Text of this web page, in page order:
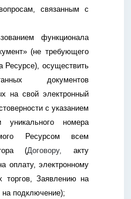
связанным с
функционала
(не требующего
Ресурсе), осуществить
документов
на свой электронный
с указанием
номера
Ресурсом всем
(Договору, акту
оплату, электронному
торгов, Заявлению на
подключение);